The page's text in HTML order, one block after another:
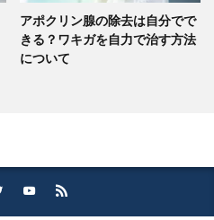
アポクリン腺の除去は自分でで
きる？ワキガを自力で治す方法
について